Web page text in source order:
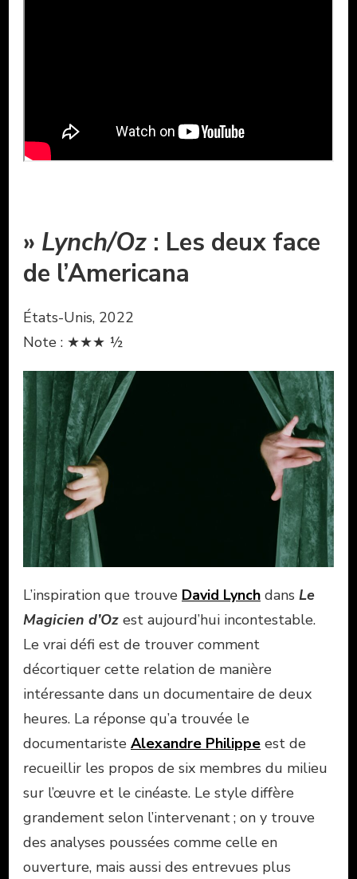
» Lynch/Oz : Les deux face
de l’Americana
États-Unis, 2022
Note : ★★★ ½
L’inspiration que trouve David Lynch dans Le
Magicien d’Oz est aujourd’hui incontestable.
Le vrai défi est de trouver comment
décortiquer cette relation de manière
intéressante dans un documentaire de deux
heures. La réponse qu’a trouvée le
documentariste Alexandre Philippe est de
recueillir les propos de six membres du milieu
sur l’œuvre et le cinéaste. Le style diffère
grandement selon l’intervenant ; on y trouve
des analyses poussées comme celle en
ouverture, mais aussi des entrevues plus